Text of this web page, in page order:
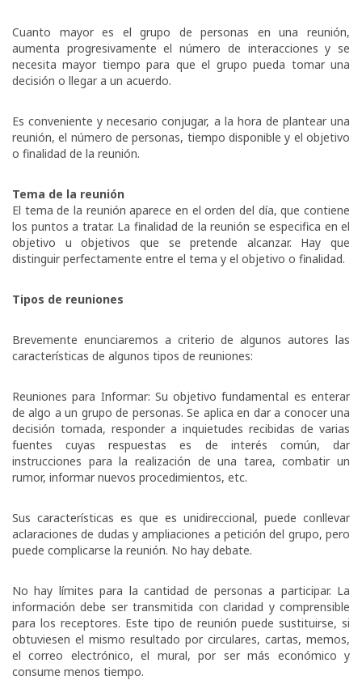
Cuanto mayor es el grupo de personas en una reunión,
aumenta progresivamente el número de interacciones y se
necesita mayor tiempo para que el grupo pueda tomar una
decisión o llegar a un acuerdo.
Es conveniente y necesario conjugar, a la hora de plantear una
reunión, el número de personas, tiempo disponible y el objetivo
o finalidad de la reunión.
Tema de la reunión
El tema de la reunión aparece en el orden del día, que contiene
los puntos a tratar. La finalidad de la reunión se especifica en el
objetivo u objetivos que se pretende alcanzar. Hay que
distinguir perfectamente entre el tema y el objetivo o finalidad.
Tipos de reuniones
Brevemente enunciaremos a criterio de algunos autores las
características de algunos tipos de reuniones:
Reuniones para Informar: Su objetivo fundamental es enterar
de algo a un grupo de personas. Se aplica en dar a conocer una
decisión tomada, responder a inquietudes recibidas de varias
fuentes cuyas respuestas es de interés común, dar
instrucciones para la realización de una tarea, combatir un
rumor, informar nuevos procedimientos, etc.
Sus características es que es unidireccional, puede conllevar
aclaraciones de dudas y ampliaciones a petición del grupo, pero
puede complicarse la reunión. No hay debate.
No hay límites para la cantidad de personas a participar. La
información debe ser transmitida con claridad y comprensible
para los receptores. Este tipo de reunión puede sustituirse, si
obtuviesen el mismo resultado por circulares, cartas, memos,
el correo electrónico, el mural, por ser más económico y
consume menos tiempo.